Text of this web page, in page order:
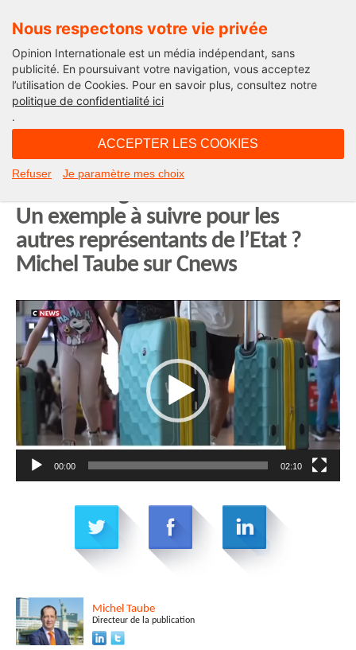
Nous respectons votre vie privée
Opinion Internationale est un média indépendant, sans
publicité. En poursuivant votre navigation, vous acceptez
l’utilisation de Cookies. Pour en savoir plus, consultez notre
politique de confidentialité ici
.
ACCEPTER LES COOKIES
Refuser Je paramètre mes choix
Edito
L’affaire El Al : le ministre Philippe
Un exemple à suivre pour les
autres représentants de l’Etat ?
Michel Taube sur Cnews
Lecteur
vidéo
00:00 02:10
Michel Taube
Directeur de la publication